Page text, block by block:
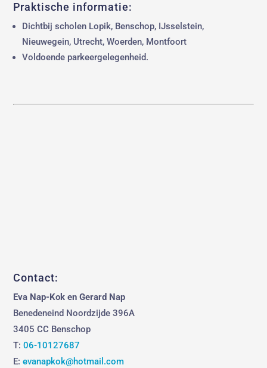
Praktische informatie:
Dichtbij scholen Lopik, Benschop, IJsselstein,
Nieuwegein, Utrecht, Woerden, Montfoort
Voldoende parkeergelegenheid.
Contact:
Eva Nap-Kok en Gerard Nap
Benedeneind Noordzijde 396A
3405 CC Benschop
T:06-10127687
E:evanapkok@hotmail.com